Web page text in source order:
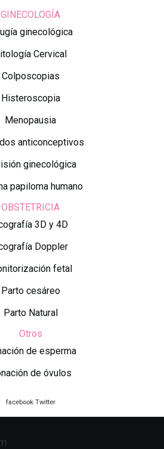
GINECOLOGÍA
ginecológica
Cervical
Colposcopias
Histeroscopia
Menopausia
anticonceptivos
ginecológica
papiloma humano
OBSTETRICIA
3D y 4D
Doppler
fetal
Parto cesáreo
Parto Natural
Otros
de esperma
de óvulos
facebook Twitter